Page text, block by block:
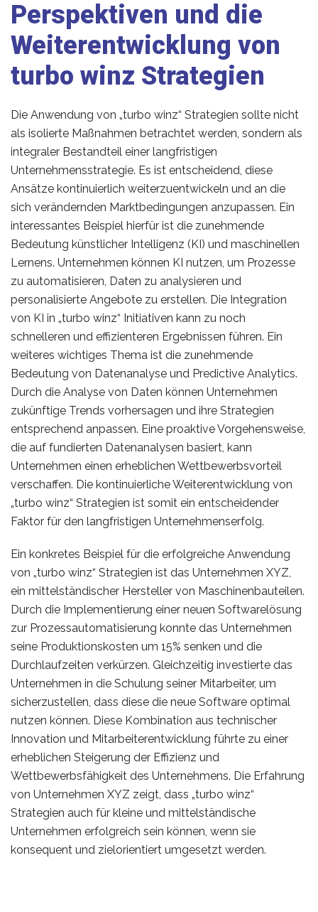
Perspektiven und die
Weiterentwicklung von
turbo winz Strategien
Die Anwendung von „turbo winz“ Strategien sollte nicht
als isolierte Maßnahmen betrachtet werden, sondern als
integraler Bestandteil einer langfristigen
Unternehmensstrategie. Es ist entscheidend, diese
Ansätze kontinuierlich weiterzuentwickeln und an die
sich verändernden Marktbedingungen anzupassen. Ein
interessantes Beispiel hierfür ist die zunehmende
Bedeutung künstlicher Intelligenz (KI) und maschinellen
Lernens. Unternehmen können KI nutzen, um Prozesse
zu automatisieren, Daten zu analysieren und
personalisierte Angebote zu erstellen. Die Integration
von KI in „turbo winz“ Initiativen kann zu noch
schnelleren und effizienteren Ergebnissen führen. Ein
weiteres wichtiges Thema ist die zunehmende
Bedeutung von Datenanalyse und Predictive Analytics.
Durch die Analyse von Daten können Unternehmen
zukünftige Trends vorhersagen und ihre Strategien
entsprechend anpassen. Eine proaktive Vorgehensweise,
die auf fundierten Datenanalysen basiert, kann
Unternehmen einen erheblichen Wettbewerbsvorteil
verschaffen. Die kontinuierliche Weiterentwicklung von
„turbo winz“ Strategien ist somit ein entscheidender
Faktor für den langfristigen Unternehmenserfolg.
Ein konkretes Beispiel für die erfolgreiche Anwendung
von „turbo winz“ Strategien ist das Unternehmen XYZ,
ein mittelständischer Hersteller von Maschinenbauteilen.
Durch die Implementierung einer neuen Softwarelösung
zur Prozessautomatisierung konnte das Unternehmen
seine Produktionskosten um 15% senken und die
Durchlaufzeiten verkürzen. Gleichzeitig investierte das
Unternehmen in die Schulung seiner Mitarbeiter, um
sicherzustellen, dass diese die neue Software optimal
nutzen können. Diese Kombination aus technischer
Innovation und Mitarbeiterentwicklung führte zu einer
erheblichen Steigerung der Effizienz und
Wettbewerbsfähigkeit des Unternehmens. Die Erfahrung
von Unternehmen XYZ zeigt, dass „turbo winz“
Strategien auch für kleine und mittelständische
Unternehmen erfolgreich sein können, wenn sie
konsequent und zielorientiert umgesetzt werden.